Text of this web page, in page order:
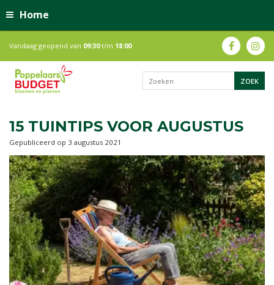
Home
Vandaag geopend van 09:30t/m 18:00
15 TUINTIPS VOOR AUGUSTUS
Gepubliceerd op 3 augustus 2021